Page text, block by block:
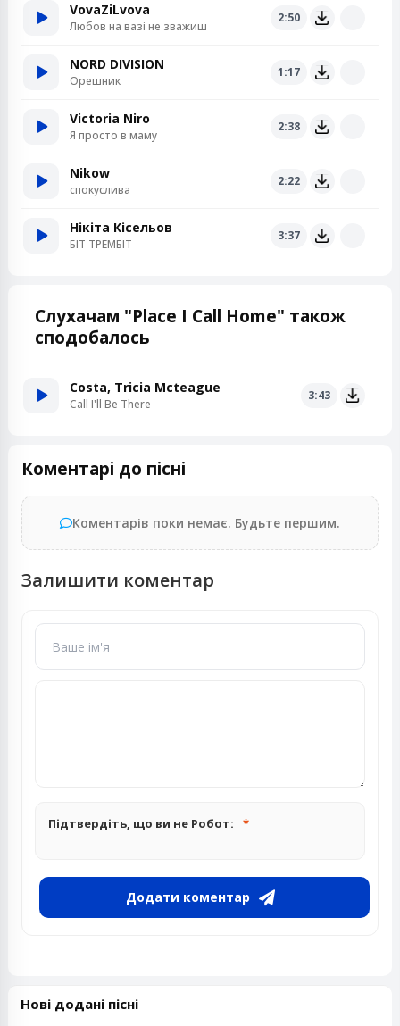
VovaZiLvova
Любов на вазі не зважиш
2:50
NORD DIVISION
Орешник
1:17
Victoria Niro
Я просто в маму
2:38
Nikow
спокуслива
2:22
Нікіта Кісельов
БІТ ТРЕМБІТ
3:37
Слухачам "Place I Call Home" також
сподобалось
Costa, Tricia Mcteague
Call I'll Be There
3:43
Коментарі до пісні
Коментарів поки немає. Будьте першим.
Залишити коментар
Підтвердіть, що ви не Робот:
Додати коментар
Нові додані пісні